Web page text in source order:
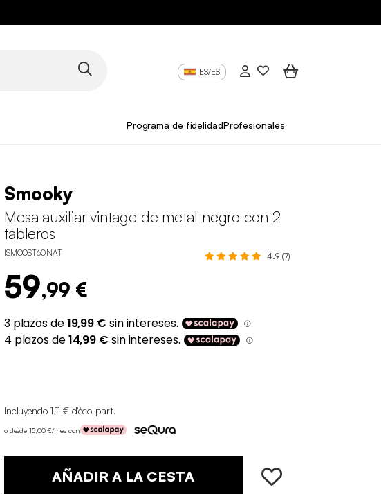
ES/ES
Programa de fidelidadProfesionales
Smooky
Mesa auxiliar vintage de metal negro con 2
tableros
ISMOOST60NAT 4.9 (7)
59,99 €
Incluyendo 1,11 € d'éco-part.
o desde 15,00 €/mes con
AÑADIR A LA CESTA